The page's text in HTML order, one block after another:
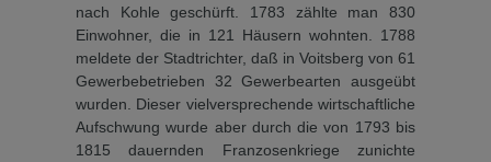
nach Kohle geschürft. 1783 zählte man 830
Einwohner, die in 121 Häusern wohnten. 1788
meldete der Stadtrichter, daß in Voitsberg von 61
Gewerbebetrieben 32 Gewerbearten ausgeübt
wur­den. Dieser vielversprechende wirtschaftliche
Aufschwung wurde aber durch die von 1793 bis
1815 dauernden Franzo­senkriege zunichte